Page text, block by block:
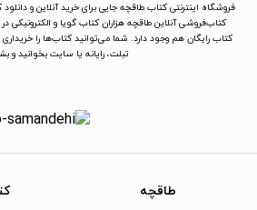
فروشگاه اینترنتی کتاب طاقچه جایی برای خرید آنلاین و
کتاب‌فروشی آنلاین طاقچه هزاران کتاب گویا و
کتاب رایگان هم وجود دارد. شما می‌توانید کتاب‌ها را خریداری
تبلت، رایانه یا سایت بخوانید و
طاقچه